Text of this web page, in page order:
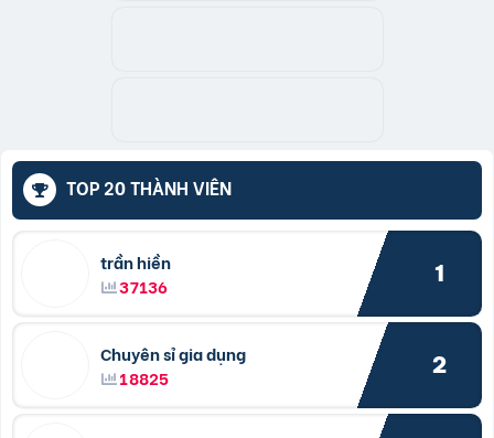
TOP 20 THÀNH VIÊN
trần hiền
37136
1
Chuyên sỉ gia dụng
18825
2